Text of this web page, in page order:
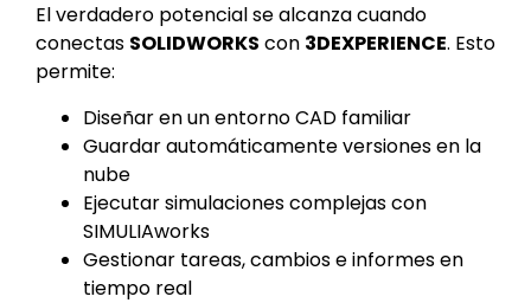
El verdadero potencial se alcanza cuando
conectas SOLIDWORKS con 3DEXPERIENCE. Esto
permite:
Diseñar en un entorno CAD familiar
Guardar automáticamente versiones en la
nube
Ejecutar simulaciones complejas con
SIMULIAworks
Gestionar tareas, cambios e informes en
tiempo real